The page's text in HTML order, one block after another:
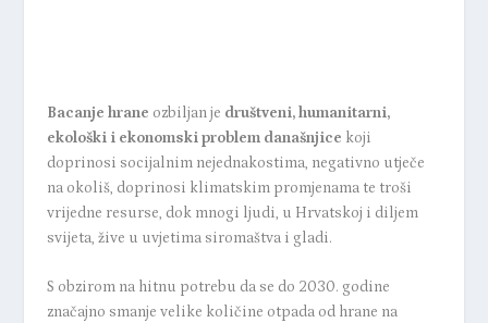
Bacanje hrane ozbiljan je društveni, humanitarni,
ekološki i ekonomski problem današnjice koji
doprinosi socijalnim nejednakostima, negativno utječe
na okoliš, doprinosi klimatskim promjenama te troši
vrijedne resurse, dok mnogi ljudi, u Hrvatskoj i diljem
svijeta, žive u uvjetima siromaštva i gladi.
S obzirom na hitnu potrebu da se do 2030. godine
značajno smanje velike količine otpada od hrane na